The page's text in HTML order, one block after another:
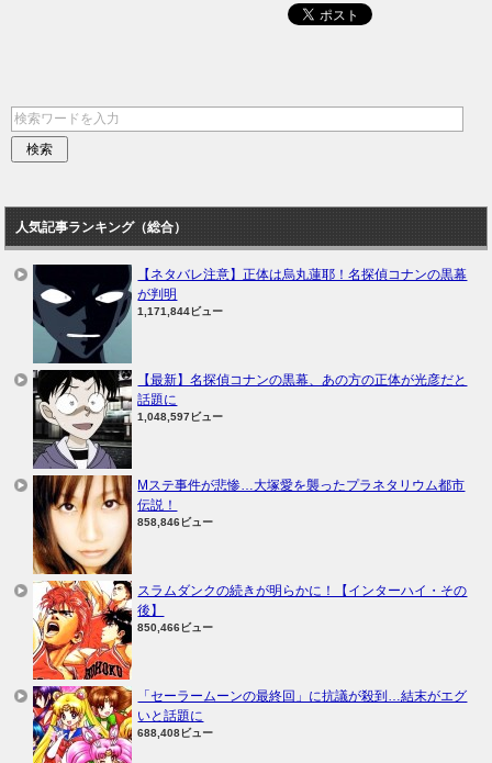
人気記事ランキング（総合）
【ネタバレ注意】正体は烏丸蓮耶！名探偵コナンの黒幕
が判明
1,171,844ビュー
【最新】名探偵コナンの黒幕、あの方の正体が光彦だと
話題に
1,048,597ビュー
Mステ事件が悲惨…大塚愛を襲ったプラネタリウム都市
伝説！
858,846ビュー
スラムダンクの続きが明らかに！【インターハイ・その
後】
850,466ビュー
「セーラームーンの最終回」に抗議が殺到…結末がエグ
いと話題に
688,408ビュー